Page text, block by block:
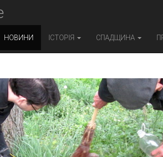
НОВИНИ ІСТОРІЯ СПАДЩИНА